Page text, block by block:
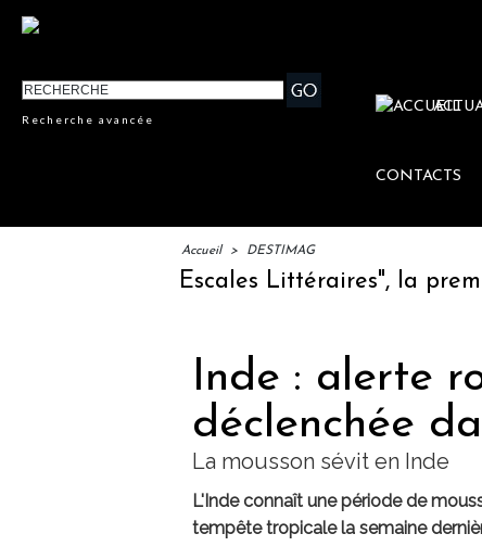
Recherche avancée
CONTACTS
Accueil > DESTIMAG
des "Escales Littéraires", la
Inde : alerte
déclenchée
La mousson sévit en Inde
L'Inde connaît une période de
tempête tropicale la semaine